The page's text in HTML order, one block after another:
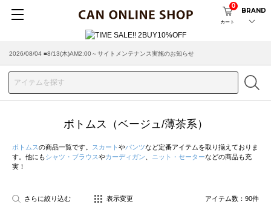
カート
0
BRAND
2026/07/29 ■【お知らせ】ヤマト運輸の配送遅延・停止について
ボトムス（ベージュ/薄茶系）
ボトムスの商品一覧です。 スカート やパンツなど定番アイテムを取り揃えておりま
す。他にもシャツ・ブラウスやカーディガン ニット・セーターなどの商品も充
実！
さらに絞り込む 表示変更 アイテム数： 90件